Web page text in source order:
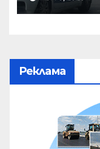
Реклама